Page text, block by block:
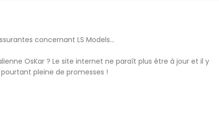
concernant LS Models...
OsKar ? Le site internet ne paraît plus être à jour et il y
pleine de promesses !